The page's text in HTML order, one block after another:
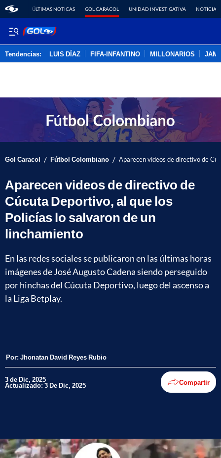
ÚLTIMAS NOTICAS GOL CARACOL UNIDAD INVESTIGATIVA NOTICIAS
Tendencias: LUIS DÍAZ FIFA-INFANTINO MILLONARIOS
Gol Caracol / Fútbol Colombiano / Aparecen videos de directivo de
Aparecen videos de directivo de
Cúcuta Deportivo, al que los
Policías lo salvaron de un
linchamiento
En las redes sociales se publicaron en las últimas horas
imágenes de José Augusto Cadena siendo perseguido
por hinchas del Cúcuta Deportivo, luego del ascenso a
la Liga Betplay.
Por: Jhonatan David Reyes Rubio
3 de Dic, 2025
Actualizado: 3 De Dic, 2025 Compartir